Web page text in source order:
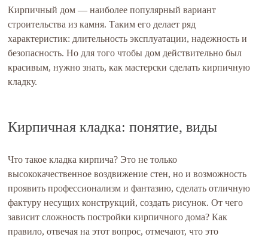
Кирпичный дом — наиболее популярный вариант
строительства из камня. Таким его делает ряд
характеристик: длительность эксплуатации, надежность и
безопасность. Но для того чтобы дом действительно был
красивым, нужно знать, как мастерски сделать кирпичную
кладку.
Кирпичная кладка: понятие, виды
Что такое кладка кирпича? Это не только
высококачественное воздвижение стен, но и возможность
проявить профессионализм и фантазию, сделать отличную
фактуру несущих конструкций, создать рисунок. От чего
зависит сложность постройки кирпичного дома? Как
правило, отвечая на этот вопрос, отмечают, что это